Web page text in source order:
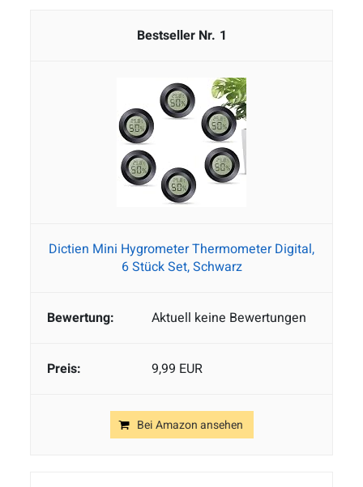
1
Dictien Mini Hygrometer Thermometer Digital,
6 Stück Set, Schwarz
Aktuell keine Bewertungen
9,99 EUR
Bei Amazon ansehen